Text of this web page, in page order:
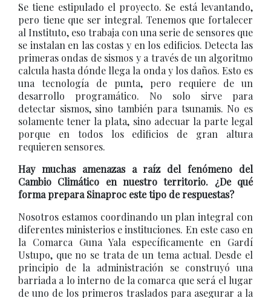
Se tiene estipulado el proyecto. Se está levantando,
pero tiene que ser integral. Tenemos que fortalecer
al Instituto, eso trabaja con una serie de sensores que
se instalan en las costas y en los edificios. Detecta las
primeras ondas de sismos y a través de un algoritmo
calcula hasta dónde llega la onda y los daños. Esto es
una tecnología de punta, pero requiere de un
desarrollo programático. No solo sirve para
detectar sismos, sino también para tsunamis. No es
solamente tener la plata, sino adecuar la parte legal
porque en todos los edificios de gran altura
requieren sensores.
Hay muchas amenazas a raíz del fenómeno del
Cambio Climático en nuestro territorio. ¿De qué
forma prepara Sinaproc este tipo de respuestas?
Nosotros estamos coordinando un plan integral con
diferentes ministerios e instituciones. En este caso en
la Comarca Guna Yala específicamente en Gardí
Ustupo, que no se trata de un tema actual. Desde el
principio de la administración se construyó una
barriada a lo interno de la comarca que será el lugar
de uno de los primeros traslados para asegurar a la